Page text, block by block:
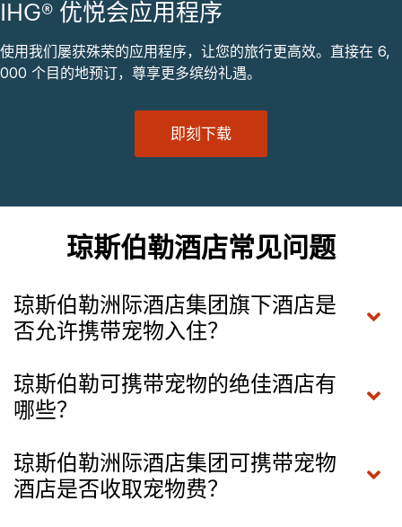
IHG® 优悦会应用程序
使用我们屡获殊荣的应用程序，让您的旅行更高效。直接在 6,
000 个目的地预订，尊享更多缤纷礼遇。
即刻下载
琼斯伯勒酒店常见问题
琼斯伯勒洲际酒店集团旗下酒店是
否允许携带宠物入住？
琼斯伯勒可携带宠物的绝佳酒店有
哪些？
琼斯伯勒洲际酒店集团可携带宠物
酒店是否收取宠物费？